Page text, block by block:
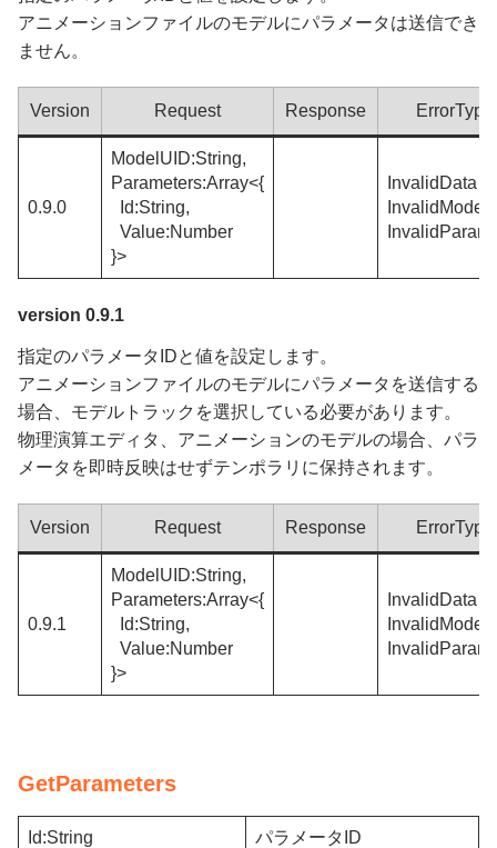
アニメーションファイルのモデルにパラメータは送信でき
ません。
Version Request Response ErrorType
0.9.0
ModelUID:String,
Parameters:Array<{
Id:String,
Value:Number
}>
InvalidData
InvalidModel
version 0.9.1
指定のパラメータIDと値を設定します。
アニメーションファイルのモデルにパラメータを送信する
場合、モデルトラックを選択している必要があります。
物理演算エディタ、アニメーションのモデルの場合、パラ
メータを即時反映はせずテンポラリに保持されます。
Version Request Response ErrorType
0.9.1
ModelUID:String,
Parameters:Array<{
Id:String,
Value:Number
}>
InvalidData
InvalidModel
GetParameters
Id:String パラメータID